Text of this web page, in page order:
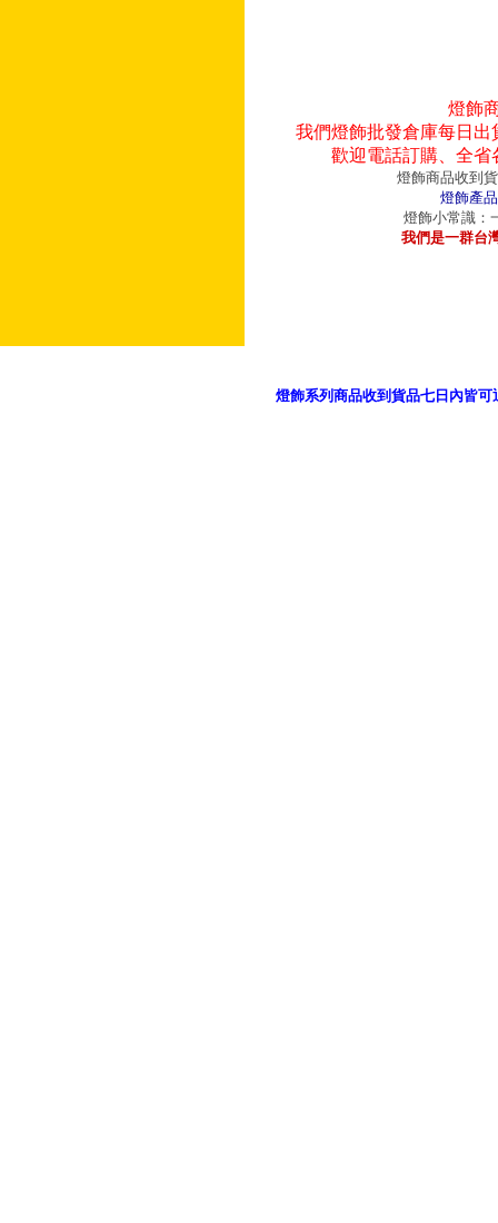
燈飾
我們燈飾批發倉庫每日
歡迎電話訂購、全
燈飾商品收到
燈飾產
燈飾小常識：
我們是一群台
燈飾系列商品收到貨品七日內皆